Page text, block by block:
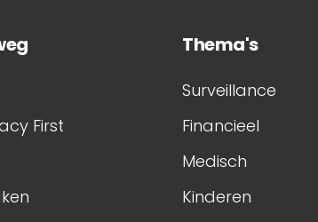
First
Thema's
Surveillance
Financieel
Medisch
Kinderen